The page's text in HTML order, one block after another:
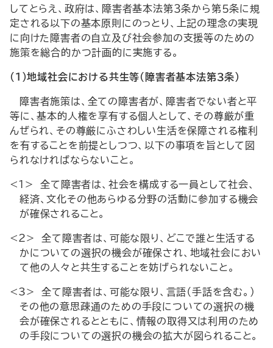
してとらえ、政府は、障害者基本法第３条から第５条に規
定される以下の基本原則にのっとり、上記の理念の実現
に向けた障害者の自立及び社会参加の支援等のための
施策を総合的かつ計画的に実施する。
（１）地域社会における共生等（障害者基本法第３条）
障害者施策は、全ての障害者が、障害者でない者と平
等に、基本的人権を享有する個人として、その尊厳が重
んぜられ、その尊厳にふさわしい生活を保障される権利
を有することを前提としつつ、以下の事項を旨として図
られなければならないこと。
<1> 全て障害者は、社会を構成する一員として社会、
経済、文化その他あらゆる分野の活動に参加する機会
が確保されること。
<2> 全て障害者は、可能な限り、どこで誰と生活する
かについての選択の機会が確保され、地域社会におい
て他の人々と共生することを妨げられないこと。
<3> 全て障害者は、可能な限り、言語（手話を含む。）
その他の意思疎通のための手段についての選択の機
会が確保されるとともに、情報の取得又は利用のため
の手段についての選択の機会の拡大が図られること。